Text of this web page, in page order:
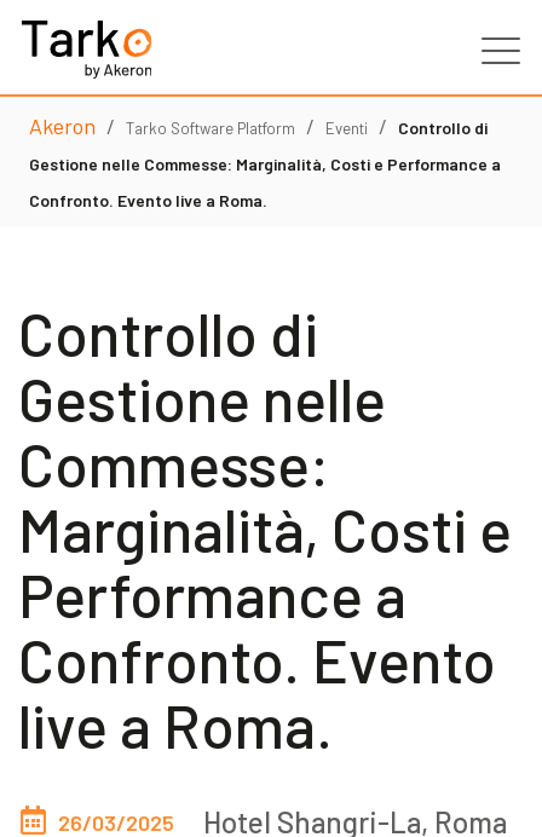
Prodotti
Servizi
Partner
Risorse
Community
Akeron / Tarko Software Platform / Eventi /
Controllo di
Gestione nelle Commesse: Marginalità, Costi e Performance a
Confronto. Evento live a Roma.
Controllo di
Gestione nelle
Commesse:
Marginalità, Costi e
Performance a
Confronto. Evento
live a Roma.
26/03/2025 Hotel Shangri-La, Roma